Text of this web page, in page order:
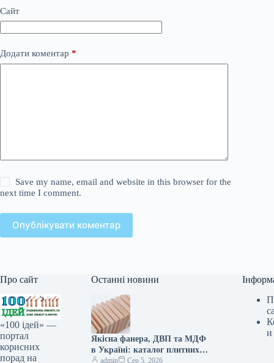
Сайт
Додати коментар *
Save my name, email and website in this browser for the
next time I comment.
Опублікувати коментар
Про сайт
«100 ідей» —
портал
корисних
порад на
Останні новини
Якісна фанера, ДВП та МДФ
в Україні: каталог плитних
матеріалів від «ВІН-ВУД»
admin Сер 5, 2026
и